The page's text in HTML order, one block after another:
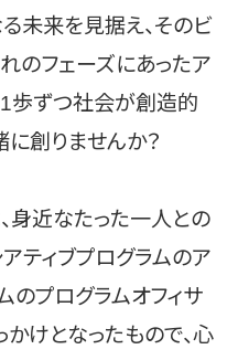
未来を見据え、そのビ
のフェーズにあったア
歩ずつ社会が創造的
創りませんか？
身近なたった一人との
ティブプログラムのア
のプログラムオフィサ
かけとなったもので、心